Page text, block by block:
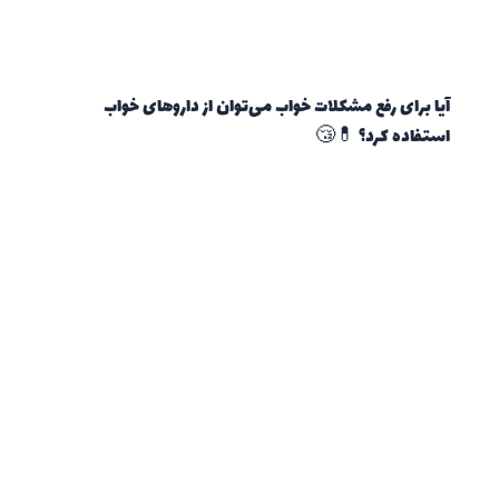
آیا برای رفع مشکلات خواب می‌توان از داروهای خواب
استفاده کرد؟ 💊😴